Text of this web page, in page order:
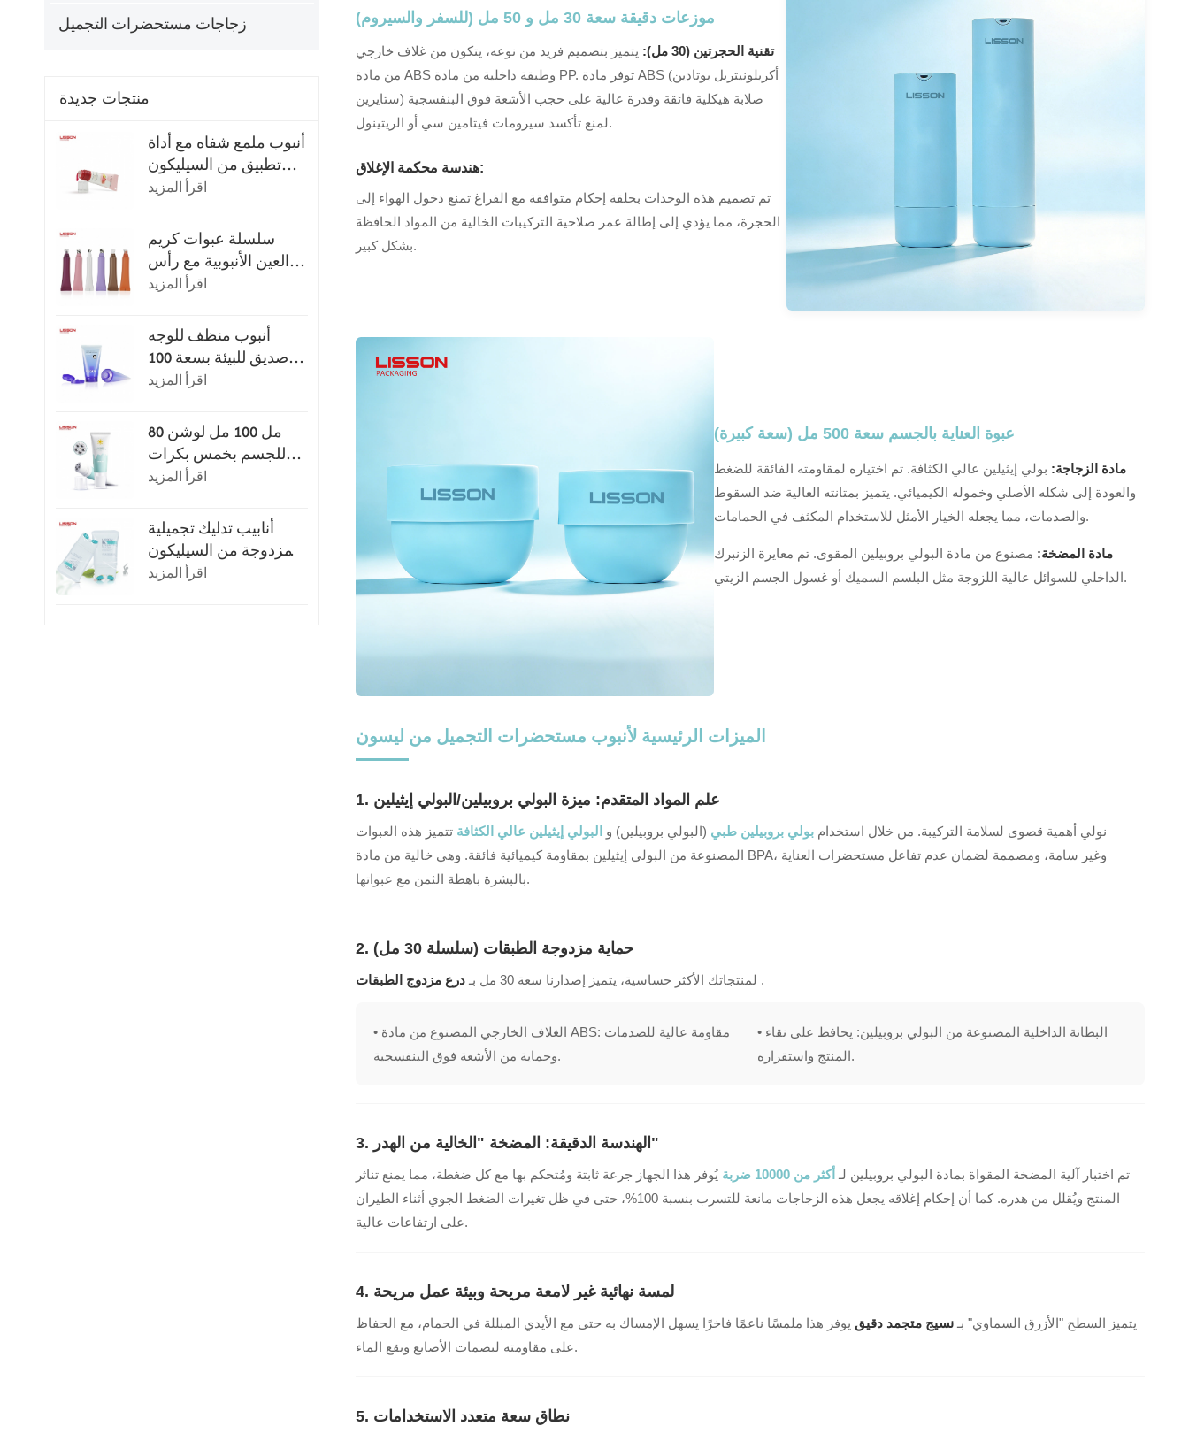
زجاجات مستحضرات التجميل
منتجات جديدة
أنبوب ملمع شفاه مع أداة
تطبيق من السيليكون
فائق النعومة
اقرأ المزيد
سلسلة عبوات كريم
العين الأنبوبية مع رأس
التطبيق
اقرأ المزيد
أنبوب منظف للوجه
صديق للبيئة بسعة 100
مل أو 120 مل مع غطاء
اقرأ المزيد
80 مل 100 مل لوشن
للجسم بخمس بكرات
للتدليك
اقرأ المزيد
أنابيب تدليك تجميلية
مزدوجة من السيليكون
سعة 150 ملاقرأ المزيد
موزعات دقيقة سعة 30 مل و 50 مل (للسفر والسيروم)
تقنية الحجرتين (30 مل):
يتميز بتصميم فريد من نوعه، يتكون من غلاف خارجي
من مادة ABS وطبقة داخلية من مادة PP. توفر مادة ABS (أكريلونيتريل بوتادين
ستايرين) صلابة هيكلية فائقة وقدرة عالية على حجب الأشعة فوق البنفسجية
لمنع تأكسد سيرومات فيتامين سي أو الريتينول.
هندسة محكمة الإغلاق:
تم تصميم هذه الوحدات بحلقة إحكام متوافقة مع الفراغ تمنع دخول الهواء إلى
الحجرة، مما يؤدي إلى إطالة عمر صلاحية التركيبات الخالية من المواد الحافظة
بشكل كبير.
عبوة العناية بالجسم سعة 500 مل (سعة كبيرة)
مادة الزجاجة: بولي إيثيلين عالي الكثافة. تم اختياره لمقاومته الفائقة للضغط
والعودة إلى شكله الأصلي وخموله الكيميائي. يتميز بمتانته العالية ضد السقوط
والصدمات، مما يجعله الخيار الأمثل للاستخدام المكثف في الحمامات.
مادة المضخة: مصنوع من مادة البولي بروبيلين المقوى. تم معايرة الزنبرك
الداخلي للسوائل عالية اللزوجة مثل البلسم السميك أو غسول الجسم الزيتي.
الميزات الرئيسية لأنبوب مستحضرات التجميل من ليسون
1. علم المواد المتقدم: ميزة البولي بروبيلين/البولي إيثيلين
نولي أهمية قصوى لسلامة التركيبة. من خلال استخدام بولي بروبيلين طبي (البولي بروبيلين) و البولي إيثيلين عالي الكثافة تتميز هذه العبوات
المصنوعة من البولي إيثيلين بمقاومة كيميائية فائقة. وهي خالية من مادة BPA، وغير سامة، ومصممة لضمان عدم تفاعل مستحضرات العناية
بالبشرة باهظة الثمن مع عبواتها.
2. حماية مزدوجة الطبقات (سلسلة 30 مل)
لمنتجاتك الأكثر حساسية، يتميز إصدارنا سعة 30 مل بـ .
• الغلاف الخارجي المصنوع من مادة ABS: مقاومة عالية للصدمات
وحماية من الأشعة فوق البنفسجية.
• البطانة الداخلية المصنوعة من البولي بروبيلين: يحافظ على نقاء
المنتج واستقراره.
3. الهندسة الدقيقة: المضخة "الخالية من الهدر"
تم اختبار آلية المضخة المقواة بمادة البولي بروبيلين لـ أكثر من 10000 ضربة
يُوفر هذا الجهاز جرعة ثابتة ومُتحكم بها مع كل ضغطة، مما يمنع تناثر
المنتج ويُقلل من هدره. كما أن إحكام إغلاقه يجعل هذه الزجاجات مانعة للتسرب بنسبة 100%، حتى في ظل تغيرات الضغط الجوي أثناء الطيران
على ارتفاعات عالية.
4. لمسة نهائية غير لامعة مريحة وبيئة عمل مريحة
يتميز السطح "الأزرق السماوي" بـ نسيج متجمد دقيق يوفر هذا ملمسًا ناعمًا فاخرًا يسهل الإمساك به حتى مع الأيدي المبللة في الحمام، مع الحفاظ
على مقاومته لبصمات الأصابع وبقع الماء.
5. نطاق سعة متعدد الاستخدامات